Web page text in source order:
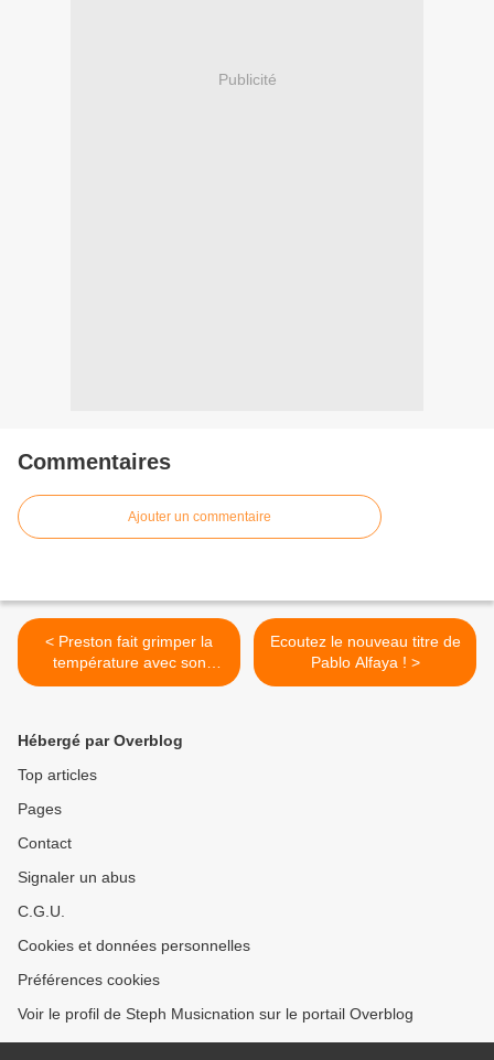
Publicité
Commentaires
Ajouter un commentaire
< Preston fait grimper la
température avec son
nouveau single !
Ecoutez le nouveau titre de
Pablo Alfaya ! >
Hébergé par Overblog
Top articles
Pages
Contact
Signaler un abus
C.G.U.
Cookies et données personnelles
Préférences cookies
Voir le profil de Steph Musicnation sur le portail Overblog